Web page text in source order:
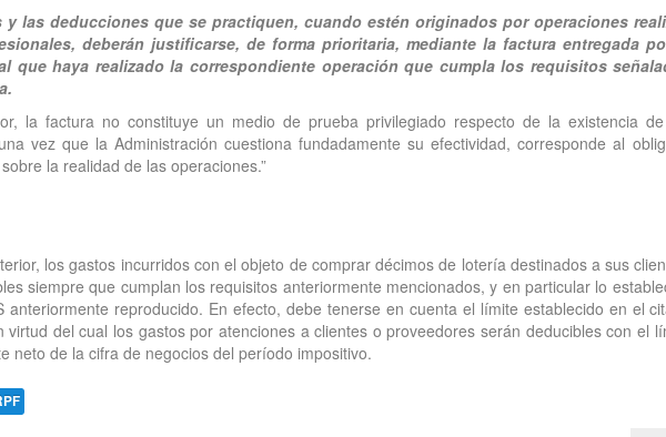
y las deducciones que se practiquen, cuando estén originados por operaciones
deberán justificarse, de forma prioritaria, mediante la factura entregada
que haya realizado la correspondiente operación que cumpla los requisitos
la factura no constituye un medio de prueba privilegiado respecto de la existencia
vez que la Administración cuestiona fundadamente su efectividad, corresponde al
la realidad de las operaciones.”
los gastos incurridos con el objeto de comprar décimos de lotería destinados a sus
siempre que cumplan los requisitos anteriormente mencionados, y en particular lo
reproducido. En efecto, debe tenerse en cuenta el límite establecido en el
del cual los gastos por atenciones a clientes o proveedores serán deducibles con el
neto de la cifra de negocios del período impositivo.